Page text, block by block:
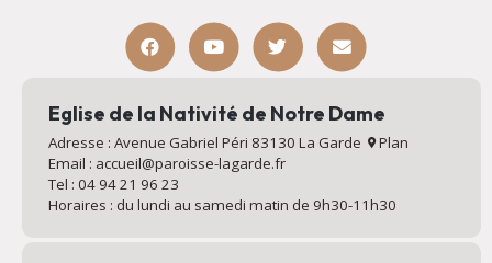
Eglise de la Nativité de Notre Dame
Adresse : Avenue Gabriel Péri 83130 La Garde
Plan
Email : accueil@paroisse-lagarde.fr
Tel : 04 94 21 96 23
Horaires : du lundi au samedi matin de 9h30-11h30